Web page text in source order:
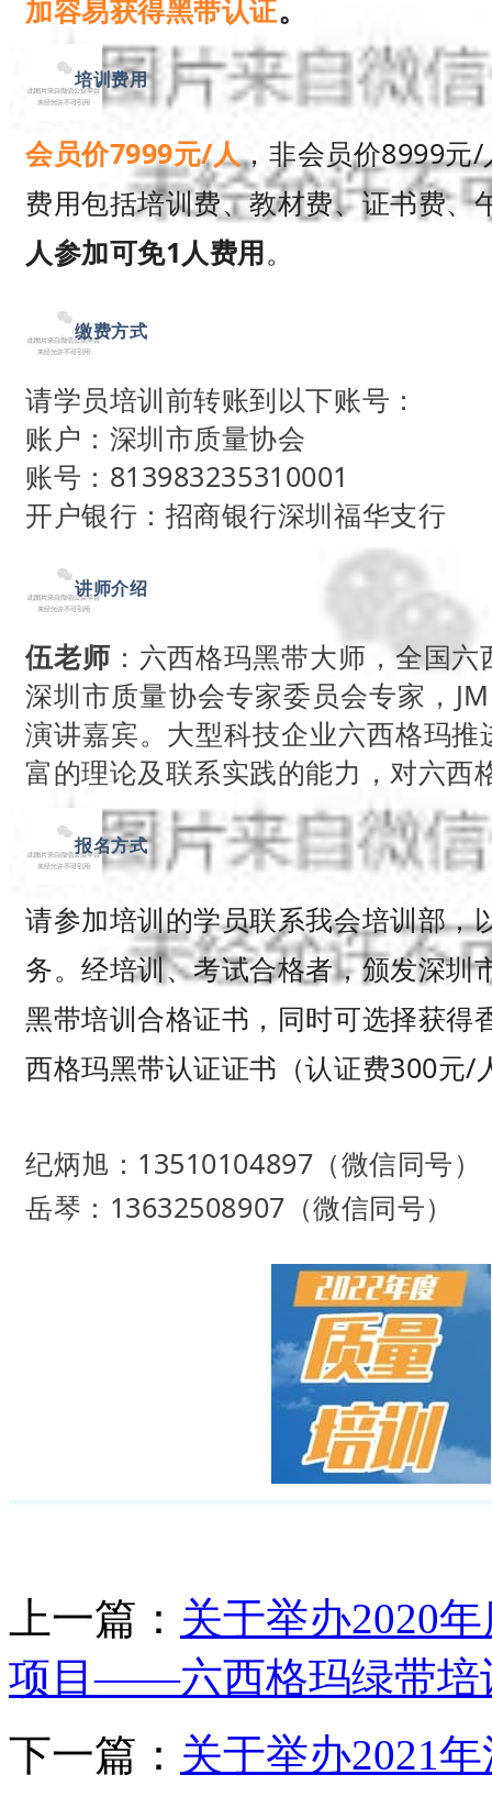
加容易获得黑带认证。
03 培训费用
会员价7999元/人，非会员价8999元/
费用包括培训费、教材费、证书费、
人参加可免1人费用。
04 缴费方式
请学员培训前转账到以下账号：
账户：深圳市质量协会
账号：813983235310001
开户银行：招商银行深圳福华支行
05 讲师介绍
伍老师 ：六西格玛黑带大师，全国
深圳市质量协会专家委员会专家，
演讲嘉宾。大型科技企业六西格玛
富的理论及联系实践的能力，对六西
06 报名方式
请参加培训的学员联系我会培训部，
务。经培训、考试合格者，颁发深圳
黑带培训合格证书，同时可选择获得
西格玛黑带认证证书（认证费300元/
纪炳旭：13510104897（微信同号）
岳琴：13632508907（微信同号）
上一篇： 关于举办2020
项目——六西格玛绿带培
下一篇： 关于举办2021